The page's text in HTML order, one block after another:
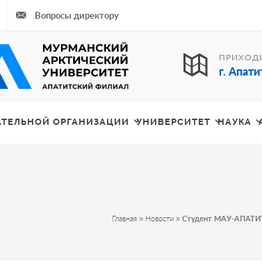
Вопросы директору
г.
ОРГАНИЗАЦИИ УНИВЕРСИТЕТ НАУКА
Главная» Новости» Студент МАУ-